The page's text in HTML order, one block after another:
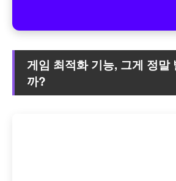
게임 최적화 기능, 그게 정말
까?